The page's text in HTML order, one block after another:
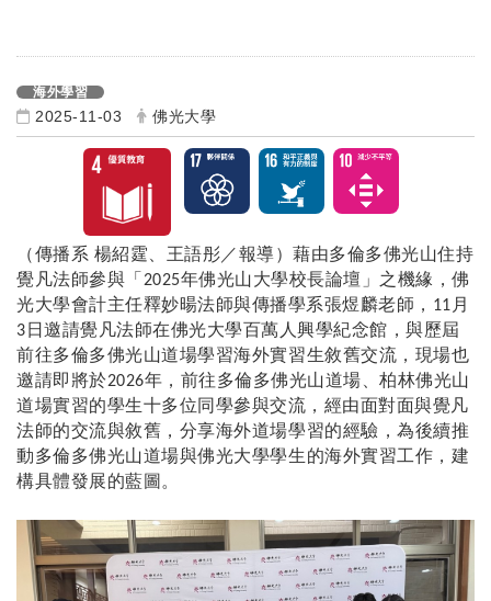
海外學習
2025-11-03 佛光大學
（傳播系 楊紹霆、王語彤／報導）藉由多倫多佛光山住持
覺凡法師參與 「 2025年佛光山大學校長論壇」之機緣，佛
光大學會計主任釋妙暘法師與傳播學系張煜麟老師， 11 月
3 日邀請覺凡法師在佛光大學百萬 人興學紀念館 ，與歷屆
前往多倫多佛光山道場學習海外實習生敘舊交流，現場也
邀請即將於2026年，前往多倫多佛光山道場、柏林佛光山
道場實習的學生十多位同學參與交流 ，經由面對面與覺凡
法師的交流與敘舊，分享海外道場學習的經驗，為後續推
動多倫多佛光山道場與佛光大學學生的海外實習工作，建
構具體發展的藍圖 。